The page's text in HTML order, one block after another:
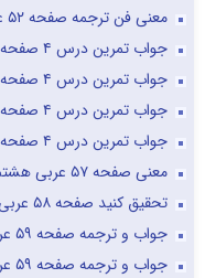
معنی فن ترجمه صفحه ۵۲ عربی هشتم
جواب تمرین درس ۴ صفحه ۵۳ عربی هشتم
جواب تمرین درس ۴ صفحه ۵۴ عربی هشتم
جواب تمرین درس ۴ صفحه ۵۵ عربی هشتم
جواب تمرین درس ۴ صفحه ۵۶ عربی هشتم
معنی صفحه ۵۷ عربی هشتم
تحقیق کنید صفحه ۵۸ عربی هشتم
جواب و ترجمه صفحه ۵۹ عربی هشتم
جواب و ترجمه صفحه ۵۹ عربی هشتم